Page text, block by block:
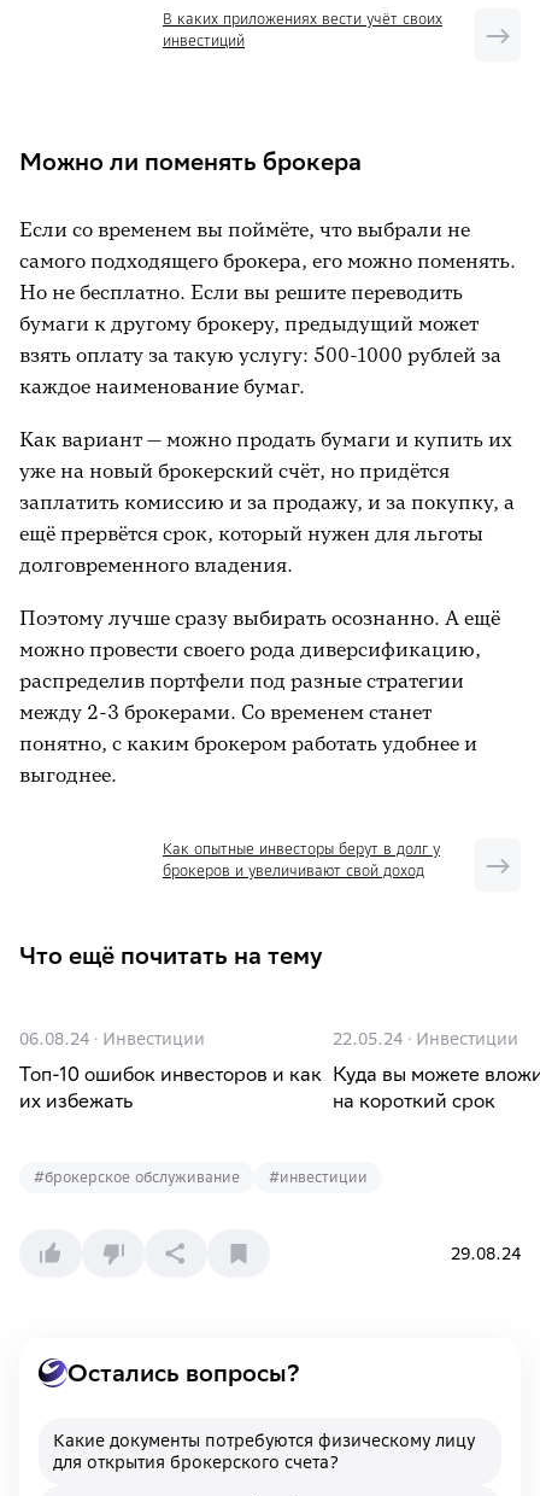
В каких приложениях вести учёт своих
инвестиций
Можно ли поменять брокера
Если со временем вы поймёте, что выбрали не
самого подходящего брокера, его можно поменять.
Но не бесплатно. Если вы решите переводить
бумаги к другому брокеру, предыдущий может
взять оплату за такую услугу: 500-1000 рублей за
каждое наименование бумаг.
Как вариант — можно продать бумаги и купить их
уже на новый брокерский счёт, но придётся
заплатить комиссию и за продажу, и за покупку, а
ещё прервётся срок, который нужен для льготы
долговременного владения.
Поэтому лучше сразу выбирать осознанно. А ещё
можно провести своего рода диверсификацию,
распределив портфели под разные стратегии
между 2-3 брокерами. Со временем станет
понятно, с каким брокером работать удобнее и
выгоднее.
Как опытные инвесторы берут в долг у
брокеров и увеличивают свой доход
Что ещё почитать на тему
06.08.24 · Инвестиции
Топ-10 ошибок инвесторов и как
их избежать
22.05.24 · Инвестиции
Куда вы можете
на короткий срок
#брокерское обслуживание #инвестиции
29.08.24
Остались вопросы?
Какие документы потребуются физическому лицу
для открытия брокерского счета?